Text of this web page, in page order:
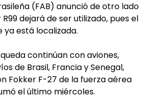
(FAB) anunció de otro lado
dejará de ser utilizado, pues el
está localizada.
continúan con aviones,
de Brasil, Francia y Senegal,
Fokker F-27 de la fuerza aérea
el último miércoles.